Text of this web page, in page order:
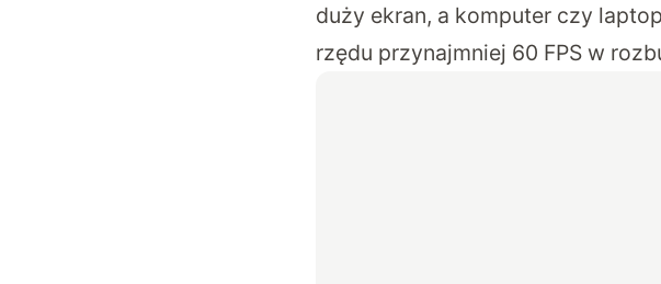
duży ekran, a komputer czy
rzędu przynajmniej 60 FPS w